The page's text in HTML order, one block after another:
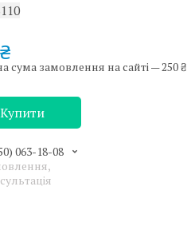
сума замовлення на сайті — 250 ₴
Купити
063-18-08